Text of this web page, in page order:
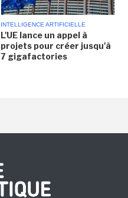
INTELLIGENCE ARTIFICIELLE
L'UE lance un appel à
projets pour créer jusqu'à
7 gigafactories